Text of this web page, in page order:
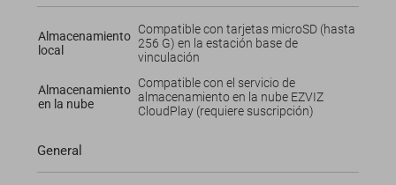
Almacenamiento
local
Compatible con tarjetas microSD (hasta
256 G) en la estación base de
vinculación
Almacenamiento
en la nube
Compatible con el servicio de
almacenamiento en la nube EZVIZ
CloudPlay (requiere suscripción)
General